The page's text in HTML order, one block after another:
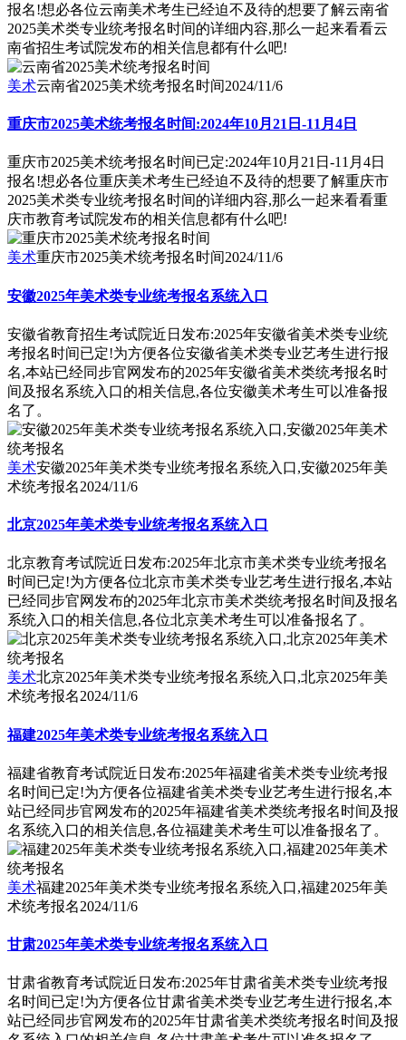
报名!想必各位云南美术考生已经迫不及待的想要了解云南省
2025美术类专业统考报名时间的详细内容,那么一起来看看云
南省招生考试院发布的相关信息都有什么吧!
美术云南省2025美术统考报名时间2024/11/6
重庆市2025美术统考报名时间:2024年10月21日-11月4日
重庆市2025美术统考报名时间已定:2024年10月21日-11月4日
报名!想必各位重庆美术考生已经迫不及待的想要了解重庆市
2025美术类专业统考报名时间的详细内容,那么一起来看看重
庆市教育考试院发布的相关信息都有什么吧!
美术重庆市2025美术统考报名时间2024/11/6
安徽2025年美术类专业统考报名系统入口
安徽省教育招生考试院近日发布:2025年安徽省美术类专业统
考报名时间已定!为方便各位安徽省美术类专业艺考生进行报
名,本站已经同步官网发布的2025年安徽省美术类统考报名时
间及报名系统入口的相关信息,各位安徽美术考生可以准备报
名了。
美术安徽2025年美术类专业统考报名系统入口,安徽2025年美
术统考报名2024/11/6
北京2025年美术类专业统考报名系统入口
北京教育考试院近日发布:2025年北京市美术类专业统考报名
时间已定!为方便各位北京市美术类专业艺考生进行报名,本站
已经同步官网发布的2025年北京市美术类统考报名时间及报名
系统入口的相关信息,各位北京美术考生可以准备报名了。
美术北京2025年美术类专业统考报名系统入口,北京2025年美
术统考报名2024/11/6
福建2025年美术类专业统考报名系统入口
福建省教育考试院近日发布:2025年福建省美术类专业统考报
名时间已定!为方便各位福建省美术类专业艺考生进行报名,本
站已经同步官网发布的2025年福建省美术类统考报名时间及报
名系统入口的相关信息,各位福建美术考生可以准备报名了。
美术福建2025年美术类专业统考报名系统入口,福建2025年美
术统考报名2024/11/6
甘肃2025年美术类专业统考报名系统入口
甘肃省教育考试院近日发布:2025年甘肃省美术类专业统考报
名时间已定!为方便各位甘肃省美术类专业艺考生进行报名,本
站已经同步官网发布的2025年甘肃省美术类统考报名时间及报